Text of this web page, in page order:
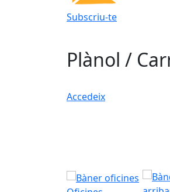
Subscriu-te
Plànol /
Accedeix